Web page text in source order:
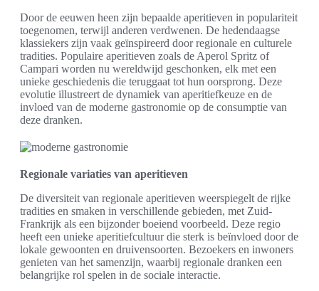
Door de eeuwen heen zijn bepaalde aperitieven in populariteit
toegenomen, terwijl anderen verdwenen. De hedendaagse
klassiekers zijn vaak geïnspireerd door regionale en culturele
tradities. Populaire aperitieven zoals de Aperol Spritz of
Campari worden nu wereldwijd geschonken, elk met een
unieke geschiedenis die teruggaat tot hun oorsprong. Deze
evolutie illustreert de dynamiek van aperitiefkeuze en de
invloed van de moderne gastronomie op de consumptie van
deze dranken.
Regionale variaties van aperitieven
De diversiteit van regionale aperitieven weerspiegelt de rijke
tradities en smaken in verschillende gebieden, met Zuid-
Frankrijk als een bijzonder boeiend voorbeeld. Deze regio
heeft een unieke aperitiefcultuur die sterk is beïnvloed door de
lokale gewoonten en druivensoorten. Bezoekers en inwoners
genieten van het samenzijn, waarbij regionale dranken een
belangrijke rol spelen in de sociale interactie.